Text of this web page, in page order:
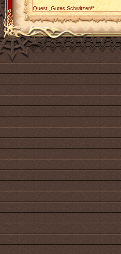
Quest „Gutes Schwitzen!“.